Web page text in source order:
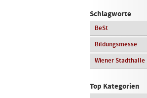
Schlagworte
BeSt
Bildungsmesse
Wiener Stadthalle
Top Kategorien